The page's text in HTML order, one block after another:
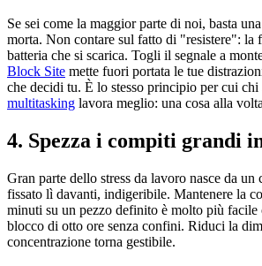
Se sei come la maggior parte di noi, basta
morta. Non contare sul fatto di "resistere": la
batteria che si scarica. Togli il segnale a
Block Site mette fuori portata le tue
che decidi tu. È lo stesso principio per cui chi
multitasking lavora meglio: una cosa alla
4. Spezza i compiti grandi
Gran parte dello stress da lavoro nasce da
fissato lì davanti, indigeribile. Mantenere la
minuti su un pezzo definito è molto più facile
blocco di otto ore senza confini. Riduci la
concentrazione torna gestibile.